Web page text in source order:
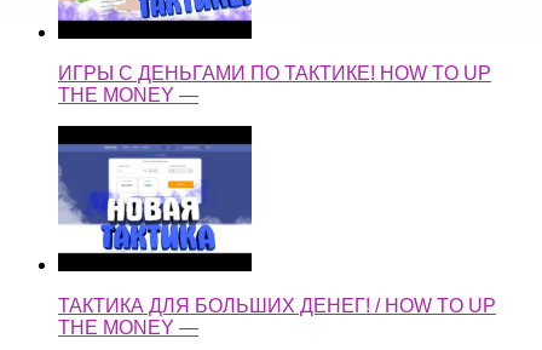
ИГРЫ С ДЕНЬГАМИ ПО ТАКТИКЕ! HOW TO UP
THE MONEY —
ТАКТИКА ДЛЯ БОЛЬШИХ ДЕНЕГ! / HOW TO UP
THE MONEY —